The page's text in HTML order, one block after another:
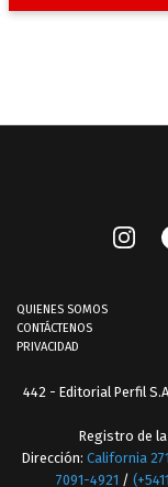
QUIENES SOMOS
CONTÁCTENOS
PRIVACIDAD
442 - Editorial Perfil
Registro de
Dirección: California
7091-4921 /